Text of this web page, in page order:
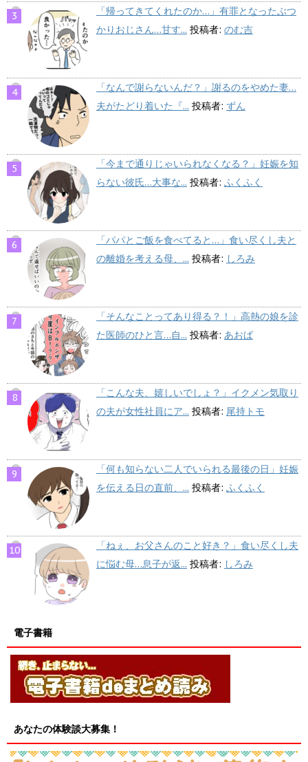
「帰ってきてくれたのか…」有罪となったぶつ
かりおじさん…甘す... 投稿者: のむ吉
「なんで謝らないんだ？」謝るのをやめた妻…
夫がたどり着いた『... 投稿者: ずん
「今まで通りじゃいられなくなる？」妊娠を知
らない彼氏…大事な... 投稿者: ふくふく
「パパとご飯を食べてると…」食い尽くし夫と
の離婚を考える母、... 投稿者: しろみ
「そんなことってあり得る？！」高熱の娘を診
た医師のひと言…自... 投稿者: あおば
「こんな夫、嬉しいでしょ？」イクメン気取り
の夫が女性社員にア... 投稿者: 尾持トモ
「何も知らない二人でいられる最後の日」妊娠
を伝える日の直前、... 投稿者: ふくふく
「ねぇ、お父さんのこと好き？」食い尽くし夫
に悩む母…息子が返... 投稿者: しろみ
電子書籍
あなたの体験談大募集！